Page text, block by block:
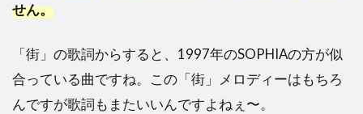
せん。
「街」の歌詞からすると、1997年のSOPHIAの方が似
合っている曲ですね。この「街」メロディーはもちろ
んですが歌詞もまたいいんですよねぇ〜。